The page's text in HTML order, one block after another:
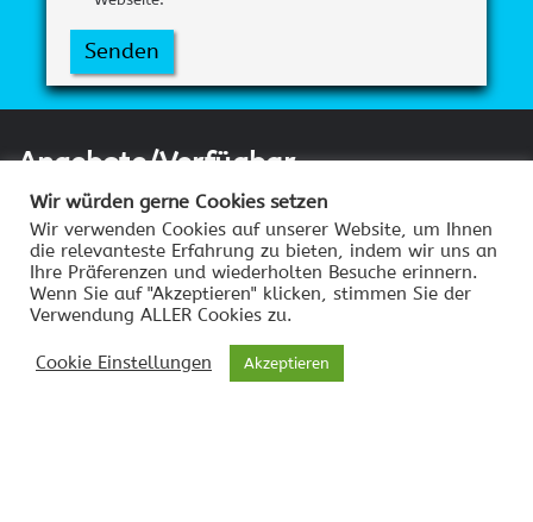
Senden
Angebote/Verfügbar
Videokonferenz-News
CRESTRON AM3-111-I KIT
SENNHEISER TEAMCONNECT CEILING 2
BOSE ES1 MIT SENNHEISER CEILING
CONTROLSPACE EX-440C
Wir würden gerne Cookies setzen
Wir verwenden Cookies auf unserer Website, um Ihnen
die relevanteste Erfahrung zu bieten, indem wir uns an
Ihre Präferenzen und wiederholten Besuche erinnern.
Wenn Sie auf "Akzeptieren" klicken, stimmen Sie der
Verwendung ALLER Cookies zu.
Cookie Einstellungen Akzeptieren